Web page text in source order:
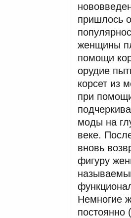
пришлось
женщины
помощи
орудие
корсет из
при
моды на
веке.
вновь
фигуру
Немногие